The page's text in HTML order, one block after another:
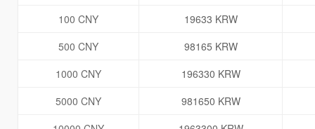
100 CNY
19633 KRW
500 CNY
98165 KRW
1000 CNY
196330 KRW
5000 CNY
981650 KRW